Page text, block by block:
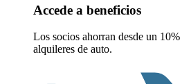
Accede a beneficios
Los socios ahorran desde un
alquileres de auto.